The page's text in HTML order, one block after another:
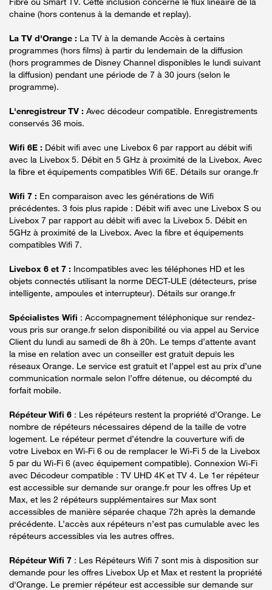
chaine (hors contenus à la demande et replay).
La TV d'Orange : La TV à la demande Accès à certains
programmes (hors films) à partir du lendemain de la diffusion
(hors programmes de Disney Channel disponibles le lundi suivant
la diffusion) pendant une période de 7 à 30 jours (selon le
programme).
L'enregistreur TV : Avec décodeur compatible. Enregistrements
conservés 36 mois.
Wifi 6E : Débit wifi avec une Livebox 6 par rapport au débit wifi
avec la Livebox 5. Débit en 5 GHz à proximité de la Livebox. Avec
la fibre et équipements compatibles Wifi 6E. Détails sur orange.fr
Wifi 7 : En comparaison avec les générations de Wifi
précédentes. 3 fois plus rapide : Débit wifi avec une Livebox S ou
Livebox 7 par rapport au débit wifi avec la Livebox 5. Débit en
5GHz à proximité de la Livebox. Avec la fibre et équipements
compatibles Wifi 7.
Livebox 6 et 7 : Incompatibles avec les téléphones HD et les
objets connectés utilisant la norme DECT-ULE (détecteurs, prise
intelligente, ampoules et interrupteur). Détails sur orange.fr
Spécialistes Wifi : Accompagnement téléphonique sur rendez-
vous pris sur orange.fr selon disponibilité ou via appel au Service
Client du lundi au samedi de 8h à 20h. Le temps d’attente avant
la mise en relation avec un conseiller est gratuit depuis les
réseaux Orange. Le service est gratuit et l’appel est au prix d’une
communication normale selon l’offre détenue, ou décompté du
forfait mobile.
Répéteur Wifi 6 : Les répéteurs restent la propriété d’Orange. Le
nombre de répéteurs nécessaires dépend de la taille de votre
logement. Le répéteur permet d’étendre la couverture wifi de
votre Livebox en Wi-Fi 6 ou de remplacer le Wi-Fi 5 de la Livebox
5 par du Wi-Fi 6 (avec équipement compatible). Connexion Wi-Fi
avec Décodeur compatible : TV UHD 4K et TV 4. Le 1er répéteur
est accessible sur demande sur orange.fr pour les offres Up et
Max, et les 2 répéteurs supplémentaires sur Max sont
accessibles de manière séparée chaque 72h après la demande
précédente. L’accès aux répéteurs n’est pas cumulable avec les
répéteurs accessibles via les autres offres.
Répéteur Wifi 7 : Les Répéteurs Wifi 7 sont mis à disposition sur
demande pour les offres Livebox Up et Max et restent la propriété
d'Orange. Le premier répéteur est accessible sur demande sur